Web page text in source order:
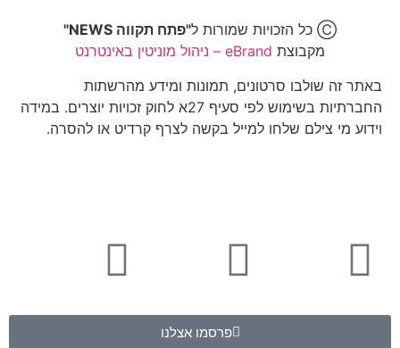
Ⓒ כל הזכויות שמורות ל
"פתח תקווה NEWS"
מקבוצת eBrand – ניהול מוניטין באינטרנט
באתר זה שולבו סרטונים, תמונות ומידע מהרשתות
החברתיות בשימוש לפי סעיף 27א לחוק זכויות יוצרים. במידה
וידוע מי צילם שלחו למייל בקשה לצרף קרדיט או להסרה.
פרסמו אצלנו